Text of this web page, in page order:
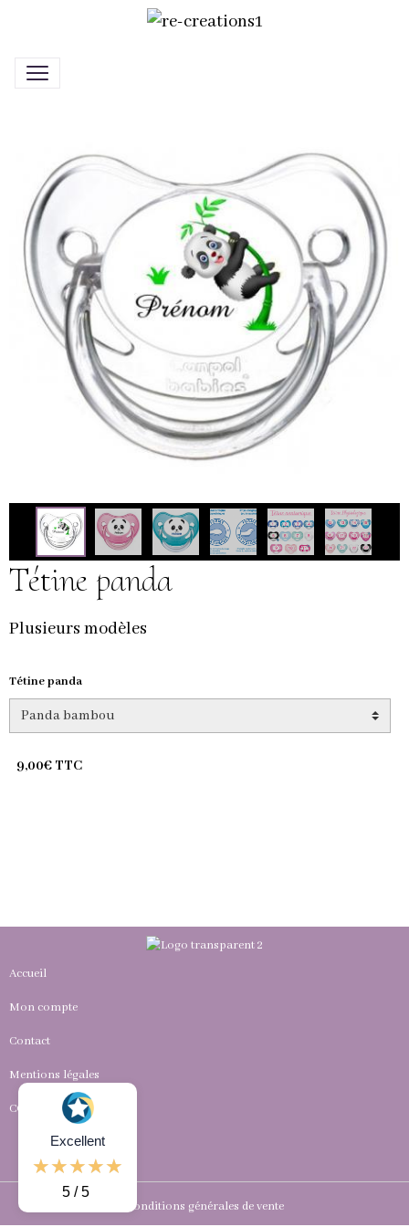
Tétine panda
Plusieurs modèles
Tétine panda
9,00€ TTC
Accueil
Mon compte
Contact
Mentions légales
CGV
Conditions générales de vente
Excellent
5 / 5